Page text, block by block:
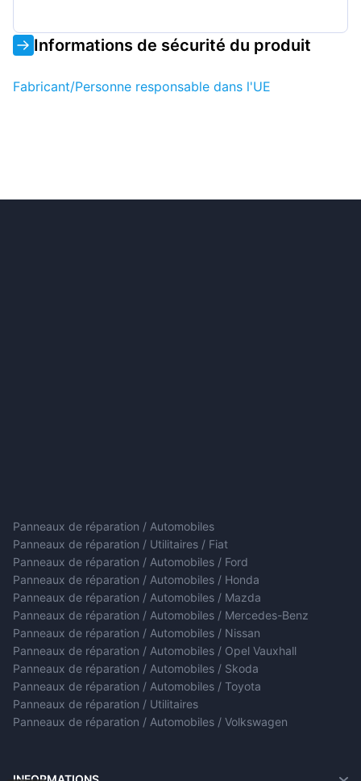
Informations de sécurité du produit
Fabricant/Personne responsable dans l'UE
Panneaux de réparation / Automobiles
Panneaux de réparation / Utilitaires / Fiat
Panneaux de réparation / Automobiles / Ford
Panneaux de réparation / Automobiles / Honda
Panneaux de réparation / Automobiles / Mazda
Panneaux de réparation / Automobiles / Mercedes-Benz
Panneaux de réparation / Automobiles / Nissan
Panneaux de réparation / Automobiles / Opel Vauxhall
Panneaux de réparation / Automobiles / Skoda
Panneaux de réparation / Automobiles / Toyota
Panneaux de réparation / Utilitaires
Panneaux de réparation / Automobiles / Volkswagen